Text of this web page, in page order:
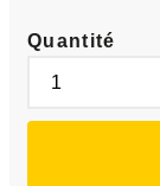
Quantité